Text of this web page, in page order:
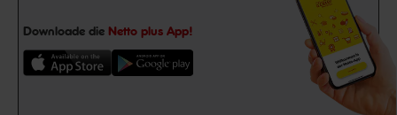
Downloade die Netto plus App!